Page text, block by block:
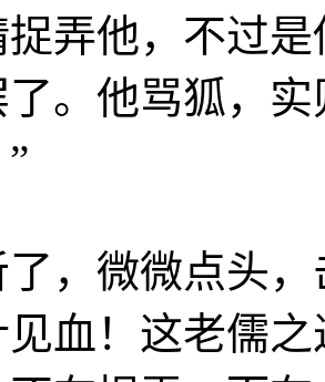
弄他，不过
。他骂狐，
，微微点头
血！这老儒